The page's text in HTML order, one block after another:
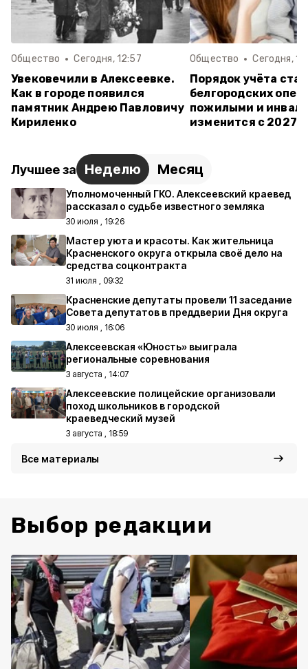
Общество Сегодня, 12:57
Увековечили в Алексеевке.
Как в городе появился
памятник Андрею Павловичу
Кириленко
Общество Сегодня,
Порядок учёта
белгородских
пожилыми и
изменится с 2027
Лучшее за Неделю Месяц
Уполномоченный ГКО. Алексеевский краевед
рассказал о судьбе известного земляка
30 июля , 19:26
Мастер уюта и красоты. Как жительница
Красненского округа открыла своё дело на
средства соцконтракта
31 июля , 09:32
Красненские депутаты провели 11 заседание
Совета депутатов в преддверии Дня округа
30 июля , 16:06
Алексеевская «Юность» выиграла
региональные соревнования
3 августа , 14:07
Алексеевские полицейские организовали
поход школьников в городской
краеведческий музей
3 августа , 18:59
Все материалы
Выбор редакции